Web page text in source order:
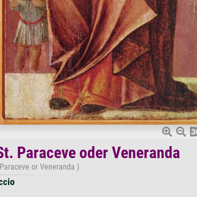
Paraceve oder Veneranda
or Veneranda )